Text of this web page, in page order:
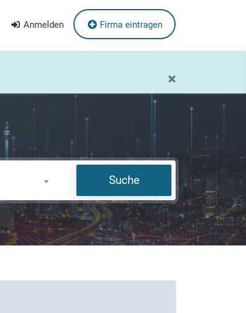
Anmelden Firma eintragen
×
Suche